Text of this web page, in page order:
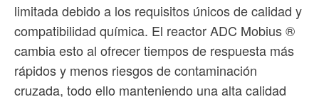
limitada debido a los requisitos únicos de calidad y
compatibilidad química. El reactor ADC Mobius ®
cambia esto al ofrecer tiempos de respuesta más
rápidos y menos riesgos de contaminación
cruzada, todo ello manteniendo una alta calidad